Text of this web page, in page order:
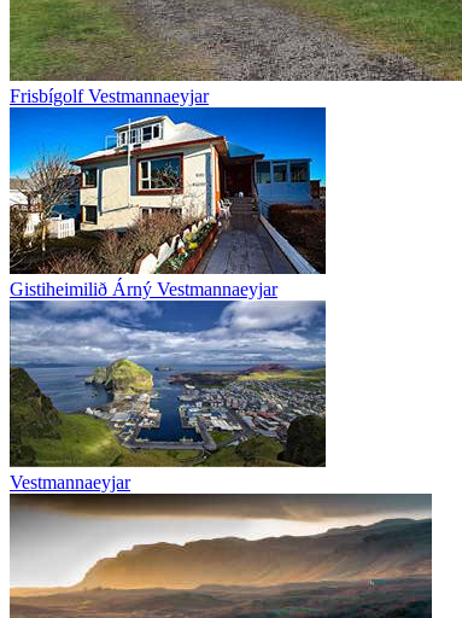
Frisbígolf Vestmannaeyjar
Gistiheimilið Árný Vestmannaeyjar
Vestmannaeyjar